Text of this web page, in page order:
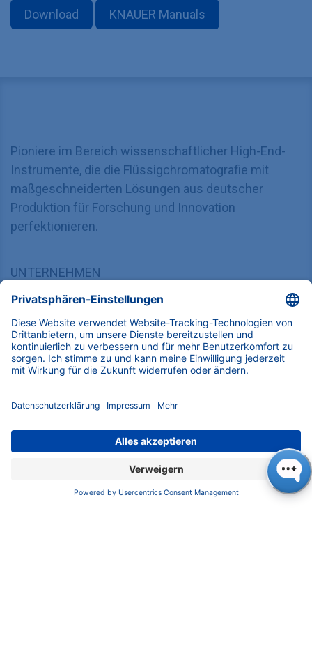
Download KNAUER Manuals
Pioniere im Bereich wissenschaftlicher High-End-
Instrumente, die die Flüssigchromatografie mit
maßgeschneiderten Lösungen aus deutscher
Produktion für Forschung und Innovation
perfektionieren.
UNTERNEHMEN
Über uns
Kontakt
Blog
Karriere
Datenschutzerklärung